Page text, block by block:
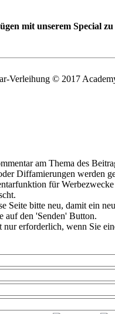
mit unserem Special zu
Verleihung © 2017
am Thema des
Diffamierungen werden
für
Seite bitte neu, damit ein
auf den 'Senden' Button.
erforderlich, wenn Sie